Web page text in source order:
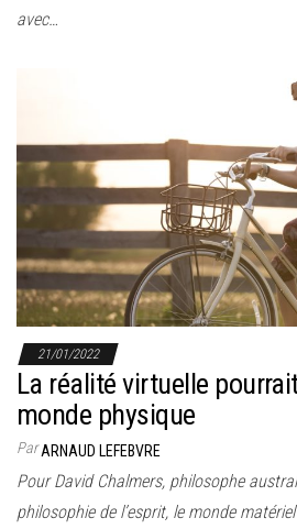
avec…
21/01/2022
La réalité virtuelle
monde physique
ParARNAUD LEFEBVRE
Pour David Chalmers, philosophe
philosophie de l’esprit, le monde